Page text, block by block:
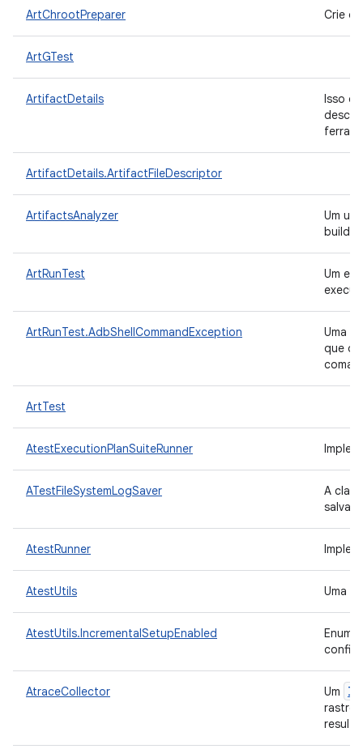
ArtChrootPreparer Crie o
ArtGTest
ArtifactDetails
Isso
ArtifactDetails.ArtifactFileDescriptor
ArtifactsAnalyzer
Um
build
ArtRunTest
Um
ArtRunTest.AdbShellCommandException
Uma
que
ArtTest
AtestExecutionPlanSuiteRunner
ATestFileSystemLogSaver
A
salvar
AtestRunner
AtestUtils Uma
AtestUtils.IncrementalSetupEnabled
Enum
AtraceCollector Um